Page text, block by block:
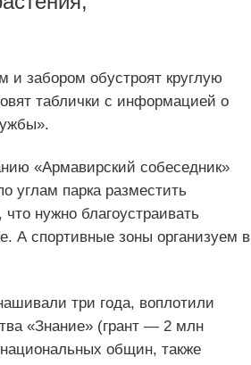
забором обустроят круглую
таблички с информацией о
«Армавирский собеседник»
парка разместить
нужно благоустраивать
А спортивные зоны организуем в
три года, воплотили
«Знание» (грант — 2 млн
общин, также